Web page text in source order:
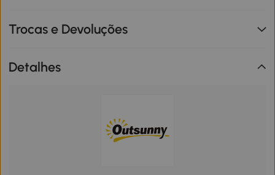
Trocas e Devoluções
Detalhes